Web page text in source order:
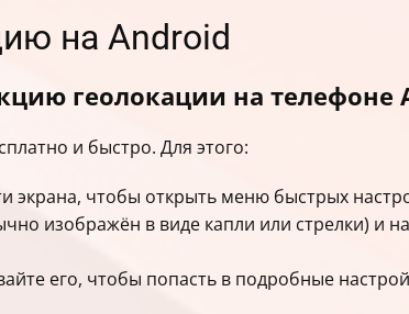
на Android
геолокации на телефоне
и быстро. Для этого:
экрана, чтобы открыть меню быстрых
изображён в виде капли или стрелки) и
его, чтобы попасть в подробные